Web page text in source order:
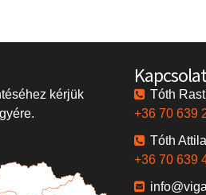
kérjük
Tóth
+36 70 639
Tóth
+36 70 639